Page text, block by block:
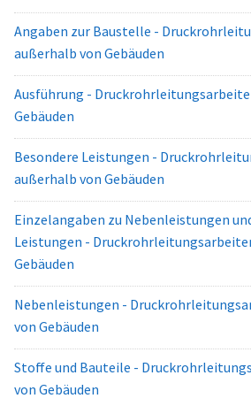
Angaben zur Baustelle -
außerhalb von Gebäuden
Ausführung -
Gebäuden
Besondere Leistungen -
außerhalb von Gebäuden
Einzelangaben zu Nebenleistungen
Leistungen -
Gebäuden
Nebenleistungen -
von Gebäuden
Stoffe und Bauteile -
von Gebäuden